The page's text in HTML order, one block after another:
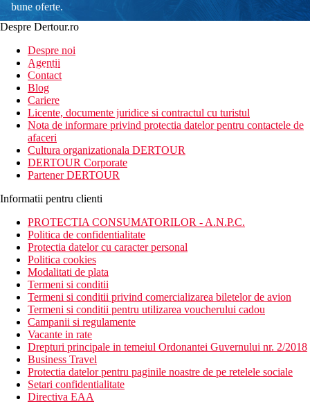
bune oferte.
newsletter!
Despre Dertour.ro
Despre noi
Agentii
Contact
Blog
Cariere
Licente, documente juridice si contractul cu turistul
Nota de informare privind protectia datelor pentru contactele de
afaceri
Cultura organizationala DERTOUR
DERTOUR Corporate
Partener DERTOUR
Informatii pentru clienti
PROTECTIA CONSUMATORILOR - A.N.P.C.
Politica de confidentialitate
Protectia datelor cu caracter personal
Politica cookies
Modalitati de plata
Termeni si conditii
Termeni si conditii privind comercializarea biletelor de avion
Termeni si conditii pentru utilizarea voucherului cadou
Campanii si regulamente
Vacante in rate
Drepturi principale in temeiul Ordonantei Guvernului nr. 2/2018
Business Travel
Protectia datelor pentru paginile noastre de pe retelele sociale
Setari confidentialitate
Directiva EAA